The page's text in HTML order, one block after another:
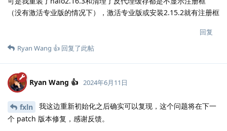
（没有激活专业版的情况下），激活专业版或安装2.15.2就有注册框
回复
Ryan Wang 👍 回复了此帖
Ryan Wang 👍 2024年6月11日
fxln
我这边重新初始化之后确实可以复现，这个问题将在下一
个 patch 版本修复，感谢反馈。